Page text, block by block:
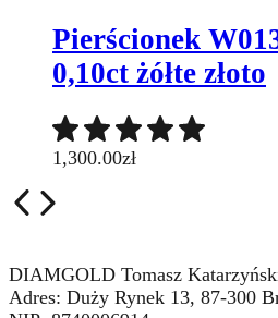
Pierścionek
0,10ct żółte złoto
1,300.00zł
DIAMGOLD Tomasz
Adres: Duży Rynek 13, 87-300